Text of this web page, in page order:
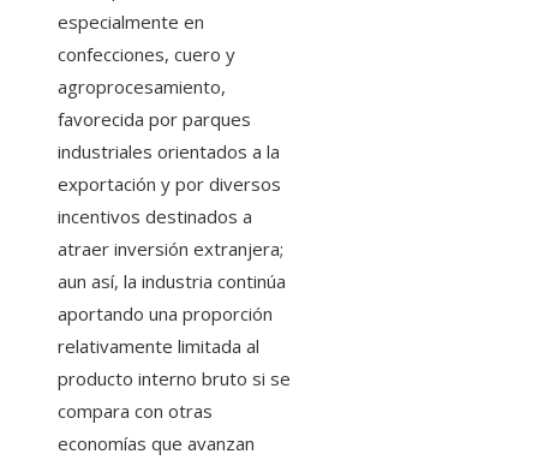
especialmente en
confecciones, cuero y
agroprocesamiento,
favorecida por parques
industriales orientados a la
exportación y por diversos
incentivos destinados a
atraer inversión extranjera;
aun así, la industria continúa
aportando una proporción
relativamente limitada al
producto interno bruto si se
compara con otras
economías que avanzan